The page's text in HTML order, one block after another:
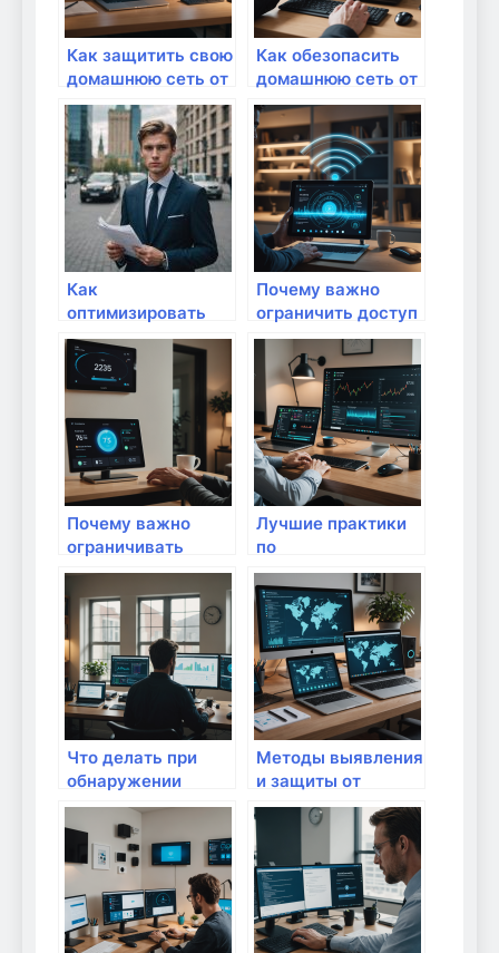
Как защитить свою
домашнюю сеть от
вредоносных
программ и
вредоносных
сайтов: пошаговое
руководство
Как обезопасить
домашнюю сеть от
внешних атак:
практические
настройки
маршрутизатора
Как
оптимизировать
свою домашнюю
Wi-Fi сеть для
учебы?
Почему важно
ограничить доступ
сторонних
устройств к
вашему Wi-Fi:
защищайте
домашний
интернет от угроз
Почему важно
ограничивать
возможности IoT
устройств в сети:
безопасные
советы для
современного
дома
Лучшие практики
по
предотвращению
кражи личных
данных через
домашнюю сеть
Что делать при
обнаружении
вторжения в
домашнюю сеть:
пошаговое
руководство по
обеспечению
безопасности
Методы выявления
и защиты от
ботнетов в
домашней сети:
современные
подходы и
практические
советы